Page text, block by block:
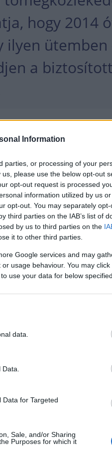
Information
parties, or processing of your
please use the below opt-out
opt-out request is processed
information utilized by us
opt-out. You may separately
third parties on the IAB’s list of
by us to third parties on the
it to other third parties.
Google services and may
usage behaviour. You may
use your data for below
data.
for Targeted
Sale, and/or Sharing
Purposes for which it
hogy 2014
ilyen ütemben
a biztosított
növekedésről
buszok száma
pedig négy százalékos
hogy home office-
– az emelkedő
voltak az utakon.
Az elmúlt
a
2012 óta
még